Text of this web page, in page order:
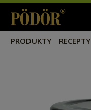
PRODUKTY RECEPTY